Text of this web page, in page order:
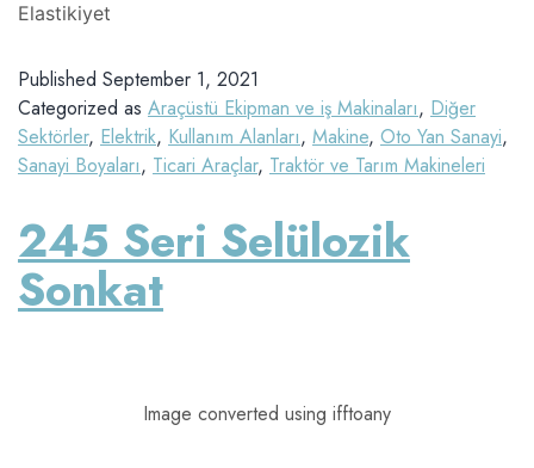
Elastikiyet
Published September 1, 2021
Categorized as Araçüstü Ekipman ve iş Makinaları, Diğer
Sektörler, Elektrik, Kullanım Alanları, Makine, Oto Yan Sanayi,
Sanayi Boyaları, Ticari Araçlar, Traktör ve Tarım Makineleri
245 Seri Selülozik
Sonkat
Image converted using ifftoany